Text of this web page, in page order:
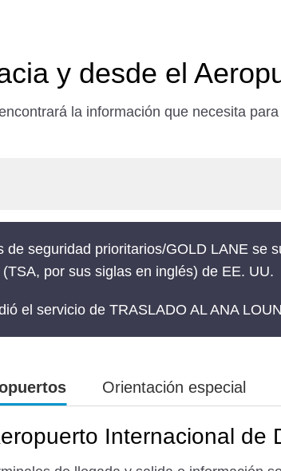
y desde el
la información que necesita
de seguridad prioritarios/GOLD LANE se
por sus siglas en inglés) de EE. UU.
el servicio de TRASLADO AL ANA
Orientación especial
Internacional de